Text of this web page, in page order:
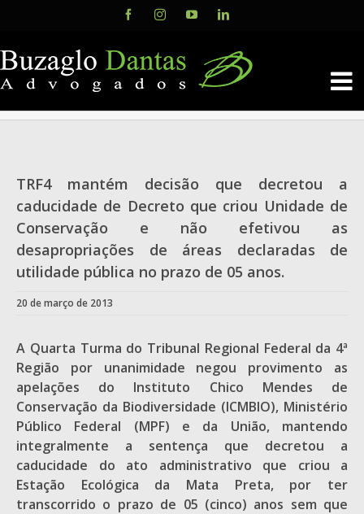
content
FacebookInstagramYouTubeLinkedIn
TRF4 mantém decisão que decretou a
caducidade de Decreto que criou Unidade de
Conservação e não efetivou as
desapropriações de áreas declaradas de
utilidade pública no prazo de 05 anos.
20 de março de 2013
A Quarta Turma do Tribunal Regional Federal da 4ª
Região por unanimidade negou provimento as
apelações do Instituto Chico Mendes de
Conservação da Biodiversidade (ICMBIO), Ministério
Público Federal (MPF) e da União, mantendo
integralmente a sentença que decretou a
caducidade do ato administrativo que criou a
Estação Ecológica da Mata Preta, por ter
transcorrido o prazo de 05 (cinco) anos sem que